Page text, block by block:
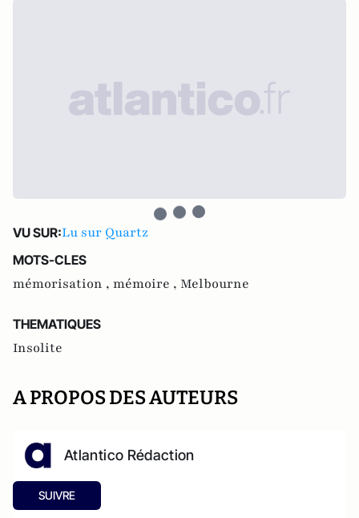
VU SUR:Lu sur Quartz
MOTS-CLES
mémorisation , mémoire , Melbourne
THEMATIQUES
Insolite
A PROPOS DES AUTEURS
Atlantico Rédaction
SUIVRE